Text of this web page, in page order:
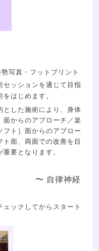
写真・フットプリント
セッションを通じて目指
はじめます。
とした施術により、身体
からのアプローチ／楽
フト］面からのアプロー
面、両面での改善を目
要となります。
術 〜 自律神経
ックしてからスタート